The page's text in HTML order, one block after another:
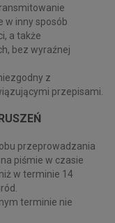
w inny sposób
a także
bez wyraźnej
z
przepisami.
przeprowadzania
piśmie w czasie
w terminie 14
terminie nie